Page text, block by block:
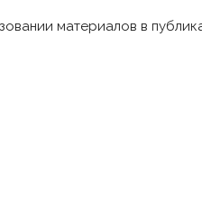
материалов в